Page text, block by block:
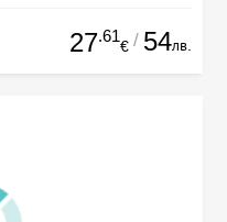
27.61
€ / 54лв.